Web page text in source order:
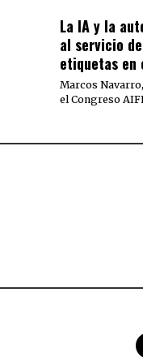
La IA y la
al servicio
etiquetas en
Marcos
el Congreso